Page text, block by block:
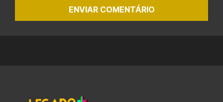
ENVIAR COMENTÁRIO